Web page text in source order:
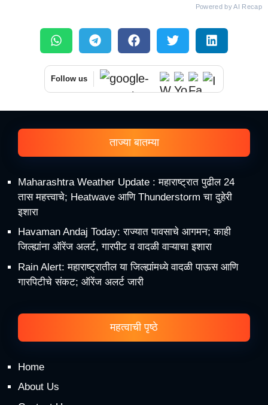
Powered by AI Recap
Follow us
ताज्या बातम्या
Maharashtra Weather Update : महाराष्ट्रात पुढील 24
तास महत्त्वाचे; Heatwave आणि Thunderstorm चा दुहेरी
इशारा
Havaman Andaj Today: राज्यात पावसाचे आगमन; काही
जिल्ह्यांना ऑरेंज अलर्ट, गारपीट व वादळी वाऱ्याचा इशारा
Rain Alert: महाराष्ट्रातील या जिल्ह्यांमध्ये वादळी पाऊस आणि
गारपिटीचे संकट; ऑरेंज अलर्ट जारी
महत्वाची पृष्ठे
Home
About Us